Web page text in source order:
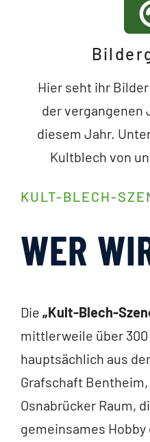
Hier seht ihr
der vergangenen
diesem Jahr.
Kultblech von
KULT-BLECH-
WER
Die „Kult-Blech-
mittlerweile über
hauptsächlich aus
Grafschaft
Osnabrücker Raum,
gemeinsames